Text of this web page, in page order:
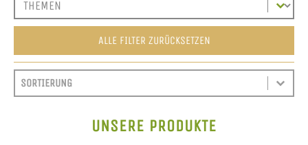
ALLE FILTER ZURÜCKSETZEN
SORTIEREN
SORT CONTENT
SORT CONTENT
UNSERE PRODUKTE